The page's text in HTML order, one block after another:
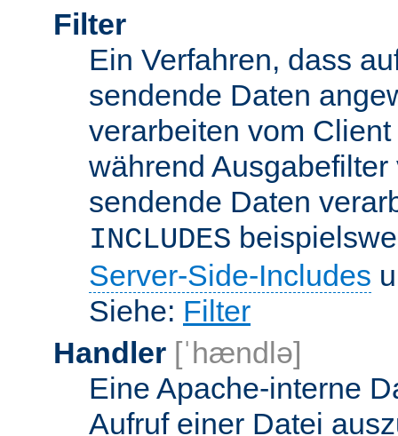
Filter
Ein Verfahren, dass
sendende Daten
verarbeiten vom
während
sendende Daten
INCLUDES
Server-Side-Includes
Siehe: Filter
Handler [ˈhændlə]
Eine Apache-interne
Aufruf einer Datei